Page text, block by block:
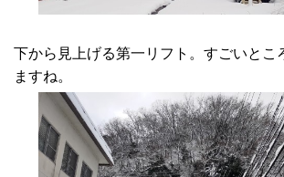
下から見上げる第一リフト。すごいとこ
ますね。